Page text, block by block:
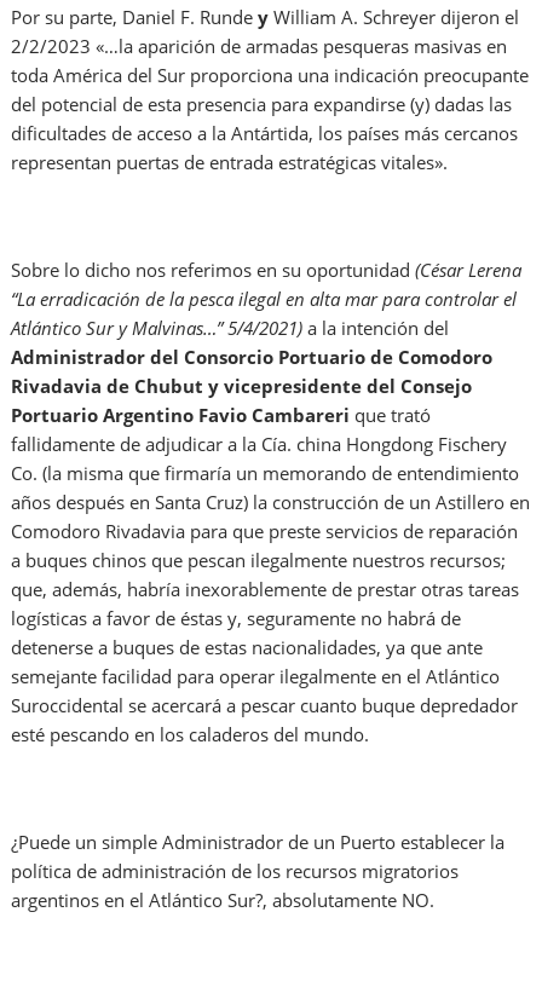
Por su parte, Daniel F. RundeyWilliam A. Schreyer dijeron el
2/2/2023 «…la aparición de armadas pesqueras masivas en
toda América del Sur proporciona una indicación preocupante
del potencial de esta presencia para expandirse (y) dadas las
dificultades de acceso a la Antártida, los países más cercanos
representan puertas de entrada estratégicas vitales».
Sobre lo dicho nos referimos en su oportunidad(César Lerena
“La erradicación de la pesca ilegal en alta mar para controlar el
Atlántico Sur y Malvinas…” 5/4/2021)a la intención del
Administrador del Consorcio Portuario de Comodoro
Rivadavia de Chubut y vicepresidente del Consejo
Portuario Argentino Favio Cambareri que trató
fallidamente de adjudicar a la Cía. china Hongdong Fischery
Co. (la misma que firmaría un memorando de entendimiento
años después en Santa Cruz) la construcción de un Astillero en
Comodoro Rivadavia para que preste servicios de reparación
a buques chinos que pescan ilegalmente nuestros recursos;
que, además, habría inexorablemente de prestar otras tareas
logísticas a favor de éstas y, seguramente no habrá de
detenerse a buques de estas nacionalidades, ya que ante
semejante facilidad para operar ilegalmente en el Atlántico
Suroccidental se acercará a pescar cuanto buque depredador
esté pescando en los caladeros del mundo.
¿Puede un simple Administrador de un Puerto establecer la
política de administración de los recursos migratorios
argentinos en el Atlántico Sur?, absolutamente NO.